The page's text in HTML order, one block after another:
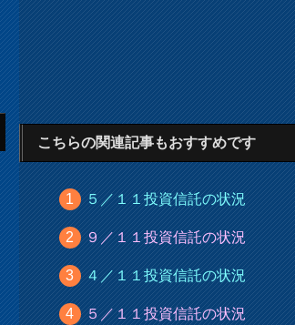
こちらの関連記事もおすすめです
５／１１投資信託の状況
９／１１投資信託の状況
４／１１投資信託の状況
５／１１投資信託の状況